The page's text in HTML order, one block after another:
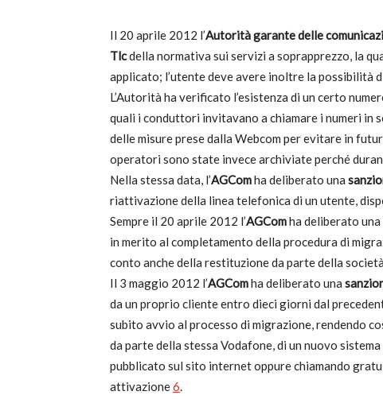
i
diritti
dei
Il 20 aprile 2012 l’Autorità garante delle
Tlcdella normativa sui servizi a soprapprezzo, la
applicato; l’utente deve avere inoltre la possibilità
L’Autorità ha verificato l’esistenza di un certo
quali i conduttori invitavano a chiamare i numeri in
delle misure prese dalla Webcom per evitare in
operatori sono state invece archiviate perché
Nella stessa data, l’AGComha deliberato una
riattivazione della linea telefonica di un utente,
Sempre il 20 aprile 2012 l’AGComha deliberato una
in merito al completamento della procedura di
conto anche della restituzione da parte della
Il 3 maggio 2012 l’AGComha deliberato una
da un proprio cliente entro dieci giorni dal
subito avvio al processo di migrazione, rendendo
da parte della stessa Vodafone, di un nuovo
pubblicato sul sito internet oppure chiamando
attivazione6.